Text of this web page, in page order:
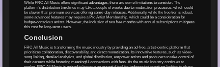
While FRC All Music offers significant advantages, there are some limitations to consider. The
platform’s distribution timelines may take a couple of weeks due to moderation processes, which could
be slower than premium services offering same-day releases. Additionally, while the free tier is robust,
some advanced features may require a Pro Artist Membership, which could be a consideration for
budget-conscious artists. However, the inclusion of two free months with annual subscriptions mitigates
this cost for long-term users.
Conclusion
FRC All Music is transforming the music industry by providing an ad-free, artist-centric platform that
prioritizes collaboration, discoverability, and direct monetization. Its innovative features, such as video-
song linking, detailed analytics, and global distribution, empower artists and producers to take control of
their careers while fostering meaningful connections with fans. As the music industry continues to